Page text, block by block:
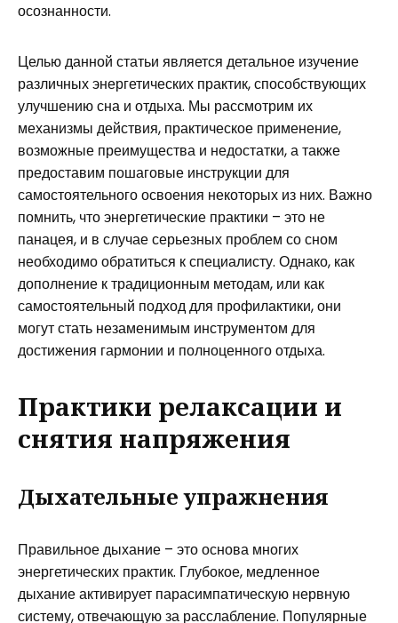
осознанности.
Целью данной статьи является детальное изучение
различных энергетических практик, способствующих
улучшению сна и отдыха. Мы рассмотрим их
механизмы действия, практическое применение,
возможные преимущества и недостатки, а также
предоставим пошаговые инструкции для
самостоятельного освоения некоторых из них. Важно
помнить, что энергетические практики – это не
панацея, и в случае серьезных проблем со сном
необходимо обратиться к специалисту. Однако, как
дополнение к традиционным методам, или как
самостоятельный подход для профилактики, они
могут стать незаменимым инструментом для
достижения гармонии и полноценного отдыха.
Практики релаксации и
снятия напряжения
Дыхательные упражнения
Правильное дыхание – это основа многих
энергетических практик. Глубокое, медленное
дыхание активирует парасимпатическую нервную
систему, отвечающую за расслабление. Популярные